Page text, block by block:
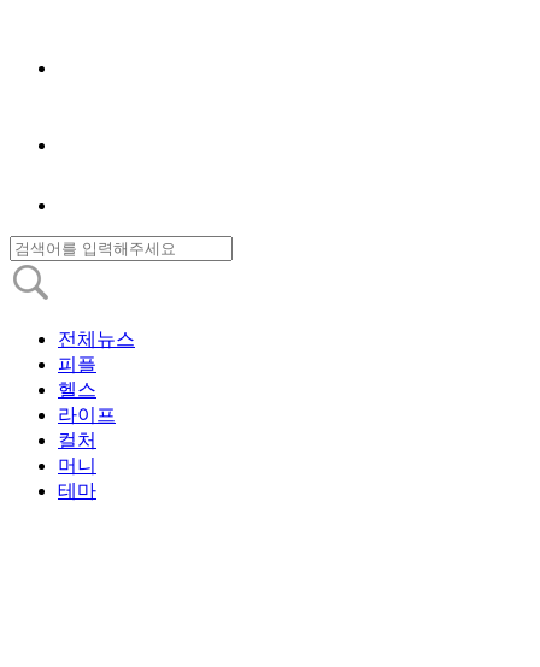
전체뉴스
피플
헬스
라이프
컬처
머니
테마